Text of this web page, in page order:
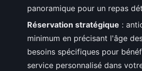
panoramique pour un repas
Réservation stratégique :
minimum en précisant l'âge
besoins spécifiques pour
service personnalisé dans